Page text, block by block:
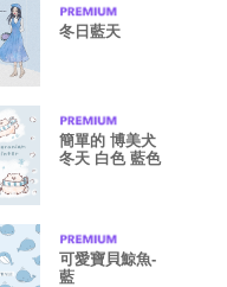
冬日藍天
簡單的 博美犬
冬天 白色 藍色
可愛寶貝鯨魚-
藍